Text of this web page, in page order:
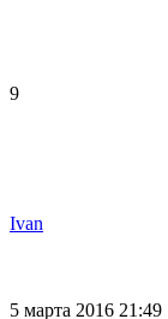
9
Ivan
5 марта 2016 21:49